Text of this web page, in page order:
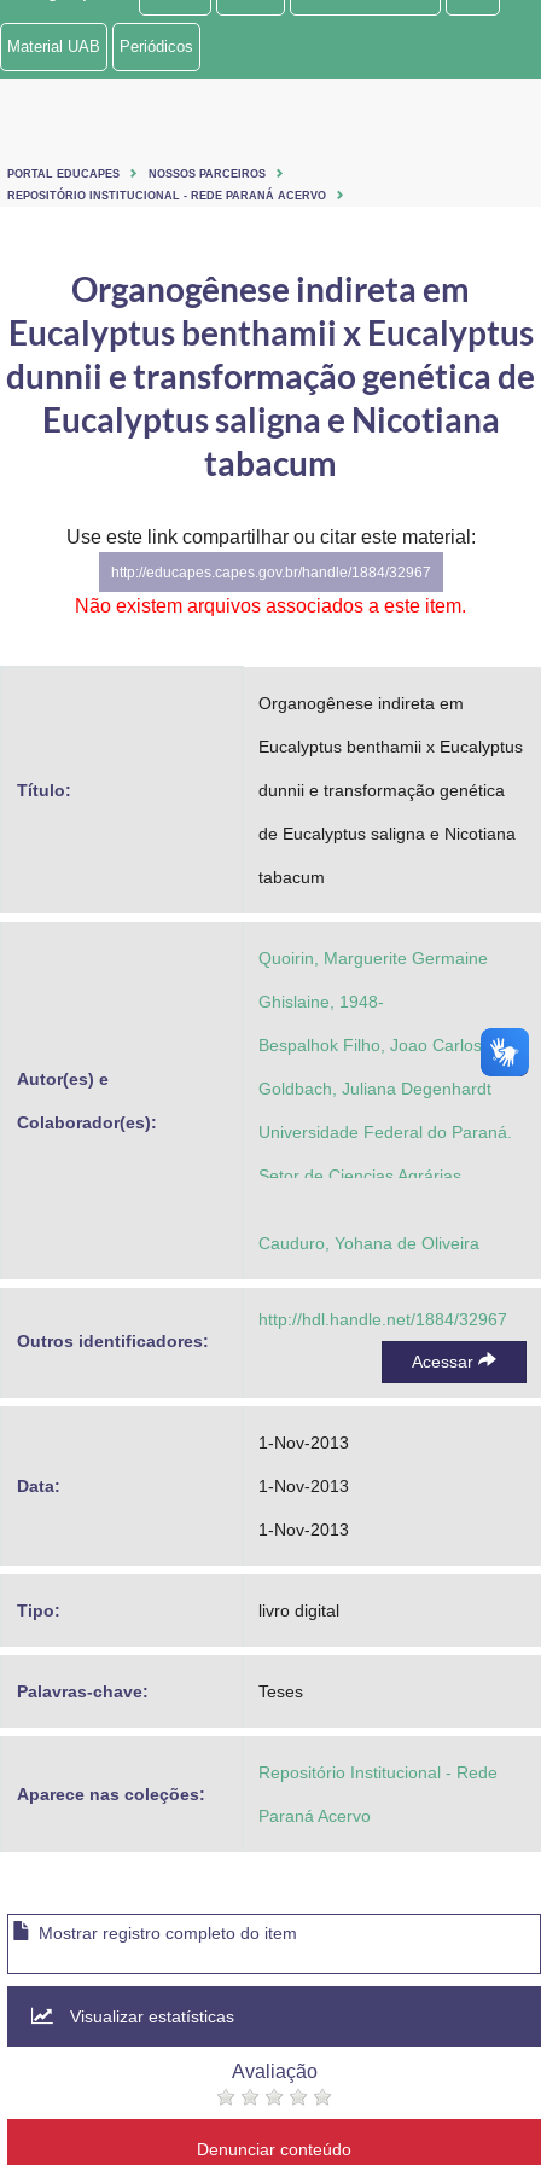
Ministério de Minas e Energia
Ministério do Turismo
Controladoria-Geral da União
Ministério da Mulher, da Família e dos Direitos Humanos
Secretaria-Geral
Advocacia-Geral da União
Banco Central do Brasil
Planalto
Material UAB Periódicos
PORTAL EDUCAPES
NOSSOS PARCEIROS
REPOSITÓRIO INSTITUCIONAL - REDE PARANÁ ACERVO
Organogênese indireta em
Eucalyptus benthamii x Eucalyptus
dunnii e transformação genética de
Eucalyptus saligna e Nicotiana
tabacum
Use este link compartilhar ou citar este material:
http://educapes.capes.gov.br/handle/1884/32967
Não existem arquivos associados a este item.
Título:
Organogênese indireta em
Eucalyptus benthamii x Eucalyptus
dunnii e transformação genética
de Eucalyptus saligna e Nicotiana
tabacum
Autor(es) e
Colaborador(es):
Quoirin, Marguerite Germaine
Ghislaine, 1948-
Bespalhok Filho, Joao Carlos
Goldbach, Juliana Degenhardt
Universidade Federal do Paraná.
Setor de Ciencias Agrárias.
Cauduro, Yohana de Oliveira
Outros identificadores:
http://hdl.handle.net/1884/32967
Acessar
Data:
1-Nov-2013
1-Nov-2013
1-Nov-2013
Tipo: livro digital
Palavras-chave: Teses
Aparece nas coleções:
Repositório Institucional - Rede
Paraná Acervo
Mostrar registro completo do item
Visualizar estatísticas
Avaliação
Denunciar conteúdo